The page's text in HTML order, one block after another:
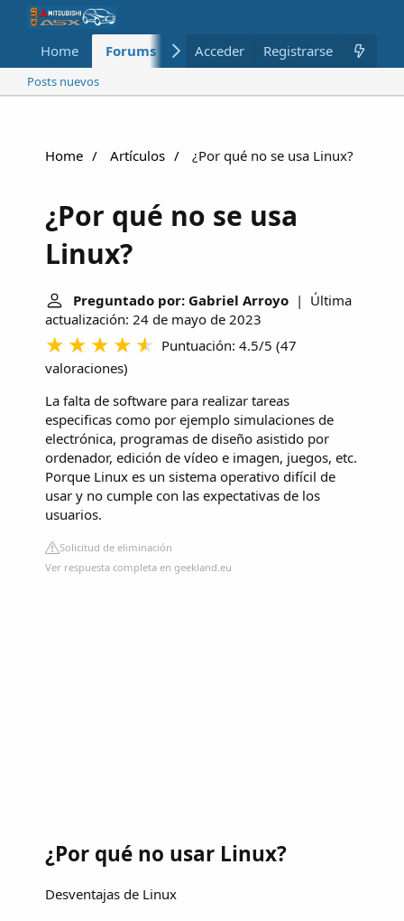
Home Forums Nuevo Miembros
Acceder Registrarse
Posts nuevos
Home Artículos ¿Por qué no se usa Linux?
¿Por qué no se usa
Linux?
Preguntado por: Gabriel Arroyo | Última
actualización: 24 de mayo de 2023
Puntuación: 4.5/5 (47
valoraciones)
La falta de software para realizar tareas
especificas como por ejemplo simulaciones de
electrónica, programas de diseño asistido por
ordenador, edición de vídeo e imagen, juegos, etc.
Porque Linux es un sistema operativo difícil de
usar y no cumple con las expectativas de los
usuarios.
Solicitud de eliminación
Ver respuesta completa en geekland.eu
¿Por qué no usar Linux?
Desventajas de Linux